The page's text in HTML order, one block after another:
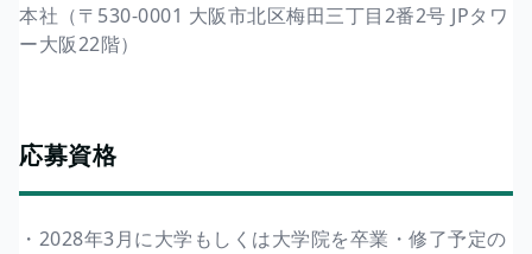
本社（〒530-0001 大阪市北区梅田三丁目2番2号 JPタワ
ー大阪22階）
応募資格
・2028年3月に大学もしくは大学院を卒業・修了予定の